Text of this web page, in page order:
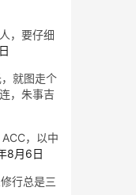
，要仔细
就图走个
，朱事吉
，以中
8月6日
行总是三